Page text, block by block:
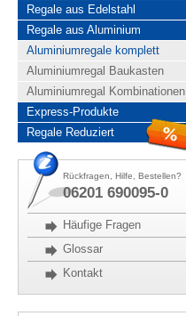
Regale aus Edelstahl
Regale aus Aluminium
Aluminiumregale komplett
Aluminiumregal Baukasten
Aluminiumregal Kombinationen
Express-Produkte
Regale Reduziert
Rückfragen, Hilfe, Bestellen?
06201 690095-0
Häufige Fragen
Glossar
Kontakt